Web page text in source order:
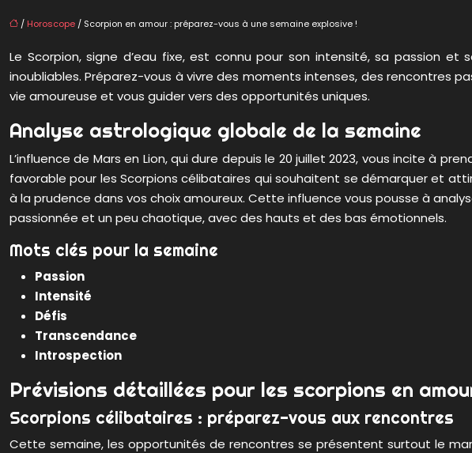
/ Horoscope / Scorpion en amour : préparez-vous à une semaine explosive !
Le Scorpion, signe d’eau fixe, est connu pour son intensité, sa passion
inoubliables. Préparez-vous à vivre des moments intenses, des rencontres
vie amoureuse et vous guider vers des opportunités uniques.
Analyse astrologique globale de la semaine
L’influence de Mars en Lion, qui dure depuis le 20 juillet 2023, vous incite à
favorable pour les Scorpions célibataires qui souhaitent se démarquer et
à la prudence dans vos choix amoureux. Cette influence vous pousse à
passionnée et un peu chaotique, avec des hauts et des bas émotionnels.
Mots clés pour la semaine
Passion
Intensité
Défis
Transcendance
Introspection
Prévisions détaillées pour les scorpions en
Scorpions célibataires : préparez-vous aux rencontres
Cette semaine, les opportunités de rencontres se présentent surtout le